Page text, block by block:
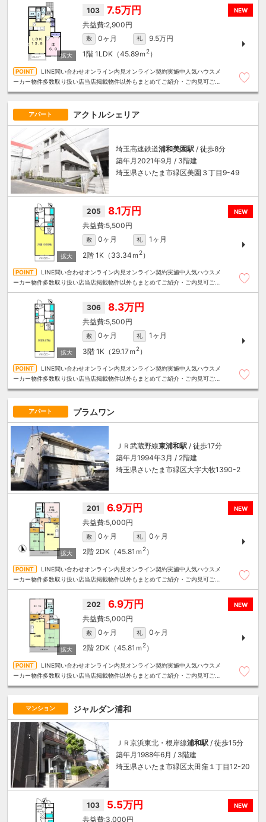
NEW
103 7.5万円
2,900円
敷 0ヶ月 礼
9.5万円
1階 1LDK（45.89ｍ 2）
LINE問い合わせオンライン内見オンライン契約実施中人気ハウスメ
ーカー物件多数取り扱い店当店掲載物件以外もまとめてご紹介・ご内見可ご予
アパート アクトルシェリア
埼玉高速鉄道浦和美園駅 / 徒歩8分
築年月2021年9月 / 3階建
埼玉県さいたま市緑区美園３丁目9-49
NEW
205 8.1万円
5,500円
敷 0ヶ月 礼
1ヶ月
2階 1K（33.34ｍ 2）
LINE問い合わせオンライン内見オンライン契約実施中人気ハウスメ
ーカー物件多数取り扱い店当店掲載物件以外もまとめてご紹介・ご内見可ご予
306 8.3万円
5,500円
敷 0ヶ月 礼
1ヶ月
3階 1K（29.17ｍ 2）
LINE問い合わせオンライン内見オンライン契約実施中人気ハウスメ
ーカー物件多数取り扱い店当店掲載物件以外もまとめてご紹介・ご内見可ご予
アパート プラムワン
ＪＲ武蔵野線東浦和駅 / 徒歩17分
築年月1994年3月 / 2階建
埼玉県さいたま市緑区大字大牧1390-2
NEW
201 6.9万円
5,000円
敷 0ヶ月 礼
0ヶ月
2階 2DK（45.81ｍ2）
LINE問い合わせオンライン内見オンライン契約実施中人気ハウスメ
ーカー物件多数取り扱い店当店掲載物件以外もまとめてご紹介・ご内見可ご予
NEW
202 6.9万円
5,000円
敷 0ヶ月 礼
0ヶ月
2階 2DK（45.81ｍ2）
LINE問い合わせオンライン内見オンライン契約実施中人気ハウスメ
ーカー物件多数取り扱い店当店掲載物件以外もまとめてご紹介・ご内見可ご予
マンション ジャルダン浦和
ＪＲ京浜東北・根岸線浦和駅 / 徒歩15分
築年月1988年6月 / 3階建
埼玉県さいたま市緑区太田窪１丁目12-20
NEW
103 5.5万円
3,000円